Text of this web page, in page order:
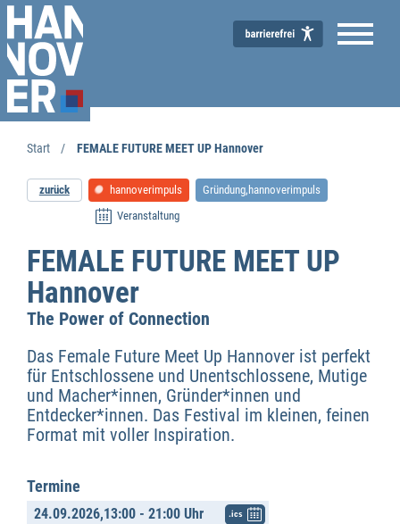
Start FEMALE FUTURE MEET UP Hannover
zurück hannoverimpuls
Gründung,hannoverimpuls
Veranstaltung
FEMALE FUTURE MEET UP
Hannover
The Power of Connection
Das Female Future Meet Up Hannover ist perfekt
für Entschlossene und Unentschlossene, Mutige
und Macher*innen, Gründer*innen und
Entdecker*innen. Das Festival im kleinen, feinen
Format mit voller Inspiration.
Termine
24.09.2026,13:00 - 21:00 Uhr .ics